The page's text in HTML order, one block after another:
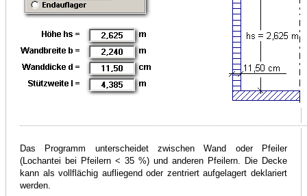
Das Programm unterscheidet zwischen Wand oder Pfeiler
(Lochantei bei Pfeilern < 35 %) und anderen Pfeilern. Die Decke
kann als vollflächig aufliegend oder zentriert aufgelagert deklariert
werden.